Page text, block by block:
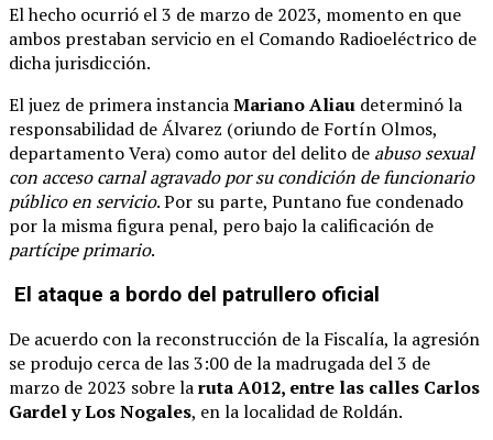
El hecho ocurrió el 3 de marzo de 2023, momento en que
ambos prestaban servicio en el Comando Radioeléctrico de
dicha jurisdicción.
El juez de primera instanciaMariano Aliau determinó la
responsabilidad de Álvarez (oriundo de Fortín Olmos,
departamento Vera) como autor del delito de abuso sexual
con acceso carnal agravado por su condición de funcionario
público en servicio. Por su parte, Puntano fue condenado
por la misma figura penal, pero bajo la calificación de
partícipe primario.
El ataque a bordo del patrullero oficial
De acuerdo con la reconstrucción de la Fiscalía, la agresión
se produjo cerca de las 3:00 de la madrugada del 3 de
marzo de 2023 sobre laruta A012, entre las calles Carlos
Gardel y Los Nogales, en la localidad de Roldán.